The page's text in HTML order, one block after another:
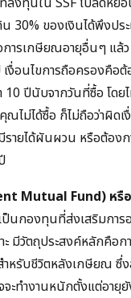
30% ของเงินได้พึงปร
ารเกษียณอายุอื่นๆ แล้ว
งื่อนไขการถือครองคือ
10 ปีนับจากวันที่ซื้อ โดย
ไม่ได้ซื้อ ก็ไม่ถือว่าผิดเงื่
ายได้ผันผวน หรือต้อง
Mutual Fund) หรื
ป็นกองทุนที่ส่งเสริมการ
มีวัตถุประสงค์หลักคือก
ำหรับชีวิตหลังเกษียณ ซึ่
ะทำงานหนักตั้งแต่อายุ